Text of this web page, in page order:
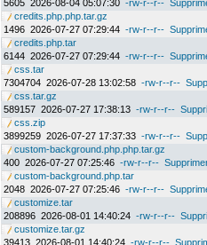
5605 2026-08-04 05:07:30 -rw-r--r--
credits.php.php.tar.gz
1496 2026-07-27 07:29:44 -rw-r--r--
credits.php.tar
6144 2026-07-27 07:29:44 -rw-r--r--
css.tar
7304704 2026-07-28 13:02:58 -rw-r--r--
css.tar.gz
589157 2026-07-27 17:38:13 -rw-r--r--
css.zip
3899259 2026-07-27 17:37:33 -rw-r--r--
custom-background.php.php.tar.gz
400 2026-07-27 07:25:46 -rw-r--r--
custom-background.php.tar
2048 2026-07-27 07:25:46 -rw-r--r--
customize.tar
208896 2026-08-01 14:40:24 -rw-r--r--
customize.tar.gz
39413 2026-08-01 14:40:24 -rw-r--r--